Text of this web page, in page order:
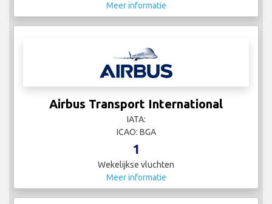
Meer informatie
Airbus Transport International
IATA:
ICAO: BGA
1
Wekelijkse vluchten
Meer informatie